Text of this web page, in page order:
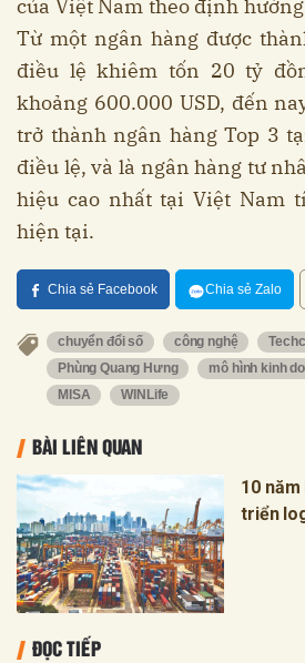
của Việt Nam theo định
Từ một ngân hàng được
điều lệ khiêm tốn 20 tỷ
khoảng 600.000 USD, đến
trở thành ngân hàng Top 3
điều lệ, và là ngân hàng tư
hiệu cao nhất tại Việt Nam
hiện tại.
Chia sẻ Facebook Chia sẻ Zalo
chuyển đổi số công nghệ
Phùng Quang Hưng
mô hình kinh
MISA
WINLife
BÀI LIÊN QUAN
10
triển
ĐỌC TIẾP